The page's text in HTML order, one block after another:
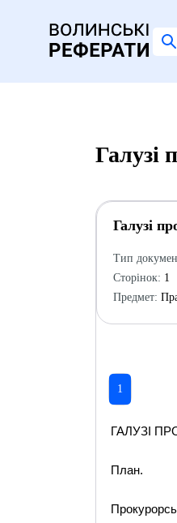
Галузі
Галузі
Тип
Сторінок: 1
Предмет:
1
ГАЛУЗІ
План.